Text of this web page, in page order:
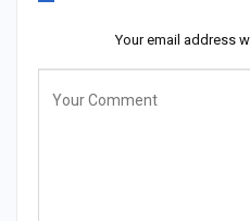
Your email address